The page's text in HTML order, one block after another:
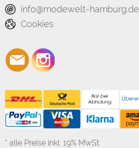
info@modewelt-hamburg.de
Cookies
* alle Preise inkl. 19% MwSt.